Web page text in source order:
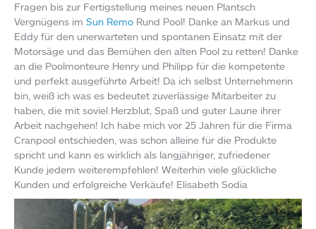
Fragen bis zur Fertigstellung meines neuen Plantsch
Vergnügens im Sun Remo Rund Pool! Danke an Markus und
Eddy für den unerwarteten und spontanen Einsatz mit der
Motorsäge und das Bemühen den alten Pool zu retten! Danke
an die Poolmonteure Henry und Philipp für die kompetente
und perfekt ausgeführte Arbeit! Da ich selbst Unternehmerin
bin, weiß ich was es bedeutet zuverlässige Mitarbeiter zu
haben, die mit soviel Herzblut, Spaß und guter Laune ihrer
Arbeit nachgehen! Ich habe mich vor 25 Jahren für die Firma
Cranpool entschieden, was schon alleine für die Produkte
spricht und kann es wirklich als langjähriger, zufriedener
Kunde jedem weiterempfehlen! Weiterhin viele glückliche
Kunden und erfolgreiche Verkäufe! Elisabeth Sodia